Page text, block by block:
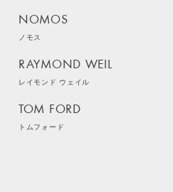
NOMOS
ノモス
RAYMOND WEIL
レイモンド ウェイル
TOM FORD
トムフォード